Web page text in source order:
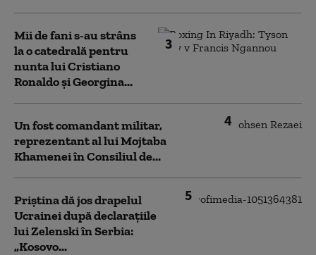
3
Mii de fani s-au strâns
la o catedrală pentru
nunta lui Cristiano
Ronaldo şi Georgina...
4
Un fost comandant militar,
reprezentant al lui Mojtaba
Khamenei în Consiliul de...
5
Priștina dă jos drapelul
Ucrainei după declarațiile
lui Zelenski în Serbia:
„Kosovo...